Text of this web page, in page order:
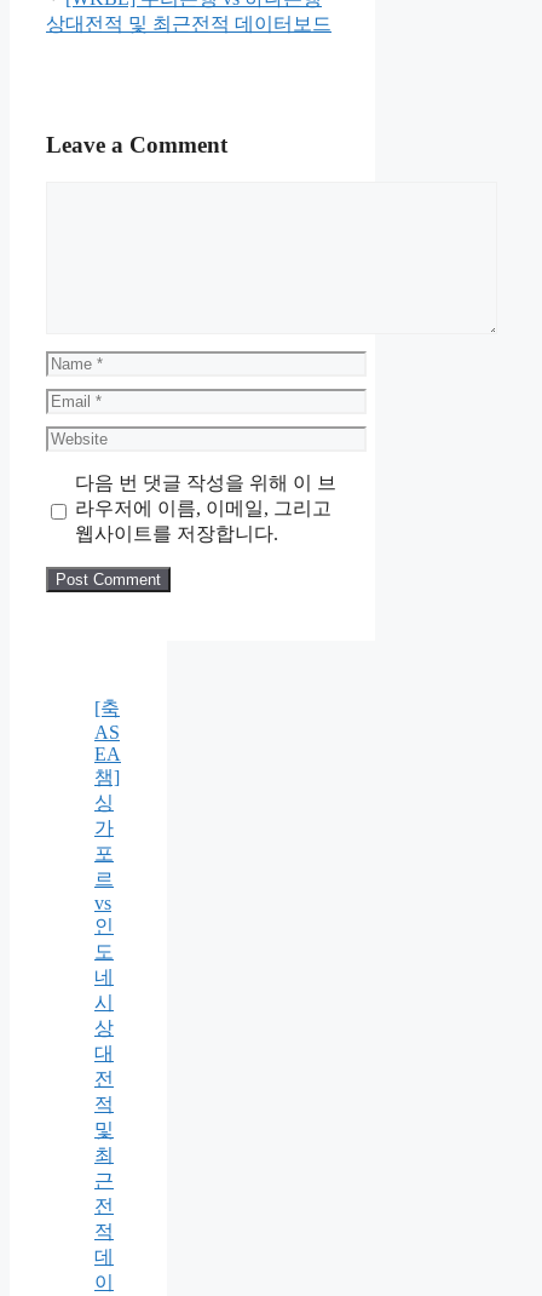
상대전적 및 최근전적 데이터보드
Leave a Comment
Name
Email
Website
다음 번 댓글 작성을 위해 이 브
라우저에 이름, 이메일, 그리고
웹사이트를 저장합니다.
[축
AS
EA
챔]
싱
가
포
르
vs
인
도
네
시
상
대
전
적
및
최
근
전
적
데
이